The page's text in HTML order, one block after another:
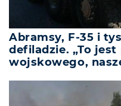
Abramsy, F-35 i
defiladzie. „To
wojskowego,